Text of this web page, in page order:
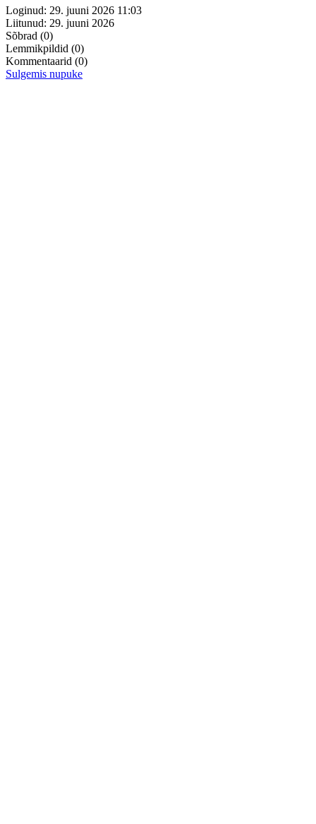
Loginud: 29. juuni 2026 11:03
Liitunud: 29. juuni 2026
Sõbrad (0)
Lemmikpildid (0)
Kommentaarid (0)
Sulgemis nupuke